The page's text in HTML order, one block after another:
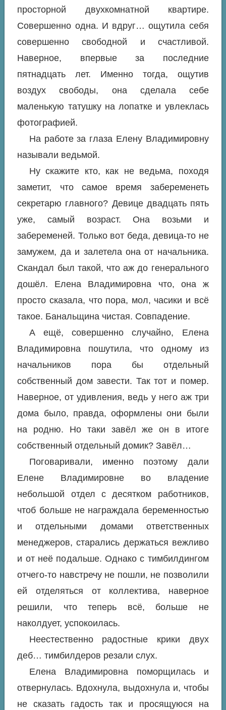
просторной двухкомнатной квартире.
Совершенно одна. И вдруг… ощутила себя
совершенно свободной и счастливой.
Наверное, впервые за последние
пятнадцать лет. Именно тогда, ощутив
воздух свободы, она сделала себе
маленькую татушку на лопатке и увлеклась
фотографией.
На работе за глаза Елену Владимировну
называли ведьмой.
Ну скажите кто, как не ведьма, походя
заметит, что самое время забеременеть
секретарю главного? Девице двадцать пять
уже, самый возраст. Она возьми и
забеременей. Только вот беда, девица-то не
замужем, да и залетела она от начальника.
Скандал был такой, что аж до генерального
дошёл. Елена Владимировна что, она ж
просто сказала, что пора, мол, часики и всё
такое. Банальщина чистая. Совпадение.
А ещё, совершенно случайно, Елена
Владимировна пошутила, что одному из
начальников пора бы отдельный
собственный дом завести. Так тот и помер.
Наверное, от удивления, ведь у него аж три
дома было, правда, оформлены они были
на родню. Но таки завёл же он в итоге
собственный отдельный домик? Завёл…
Поговаривали, именно поэтому дали
Елене Владимировне во владение
небольшой отдел с десятком работников,
чтоб больше не награждала беременностью
и отдельными домами ответственных
менеджеров, старались держаться вежливо
и от неё подальше. Однако с тимбилдингом
отчего-то навстречу не пошли, не позволили
ей отделяться от коллектива, наверное
решили, что теперь всё, больше не
наколдует, успокоилась.
Неестественно радостные крики двух
деб… тимбилдеров резали слух.
Елена Владимировна поморщилась и
отвернулась. Вдохнула, выдохнула и, чтобы
не сказать гадость так и просящуюся на